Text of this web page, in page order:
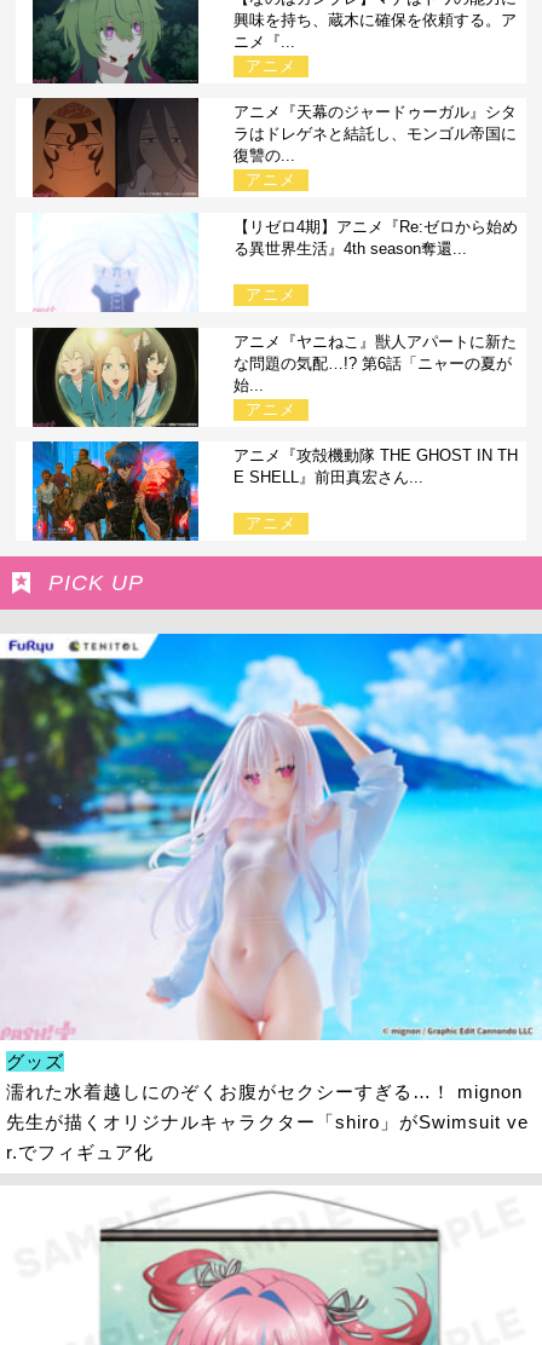
興味を持ち、蔵木に確保を依頼する。ア
ニメ『...
アニメ
アニメ『天幕のジャードゥーガル』シタ
ラはドレゲネと結託し、モンゴル帝国に
復讐の...
アニメ
【リゼロ4期】アニメ『Re:ゼロから始め
る異世界生活』4th season奪還...
アニメ
アニメ『ヤニねこ』獣人アパートに新た
な問題の気配…!? 第6話「ニャーの夏が
始...
アニメ
アニメ『攻殻機動隊 THE GHOST IN TH
E SHELL』前田真宏さん...
アニメ
PICK UP
グッズ
濡れた水着越しにのぞくお腹がセクシーすぎる…！ mignon
先生が描くオリジナルキャラクター「shiro」がSwimsuit ve
r.でフィギュア化